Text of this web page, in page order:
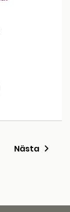
Nästa